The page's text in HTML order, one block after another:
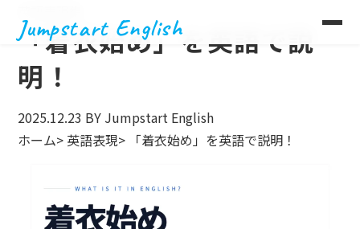
Jumpstart English
「着衣始め」を英語で説
明！
2025.12.23 BY Jumpstart English
ホーム> 英語表現> 「着衣始め」を英語で説明！